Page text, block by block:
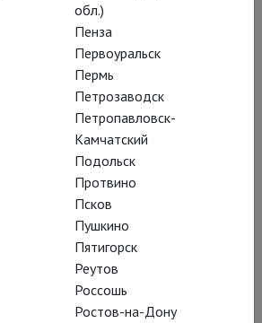
поставил в
юного зрителя
Трагедия
лишилась
строгости и рухнула в
близкую
короне, но вечным
реалиям
спектакля
обл.)
Пенза
Первоуральск
Пермь
Петрозаводск
Петропавловск-
Камчатский
Подольск
Протвино
Псков
Пушкино
Пятигорск
Реутов
Россошь
Ростов-на-Дону